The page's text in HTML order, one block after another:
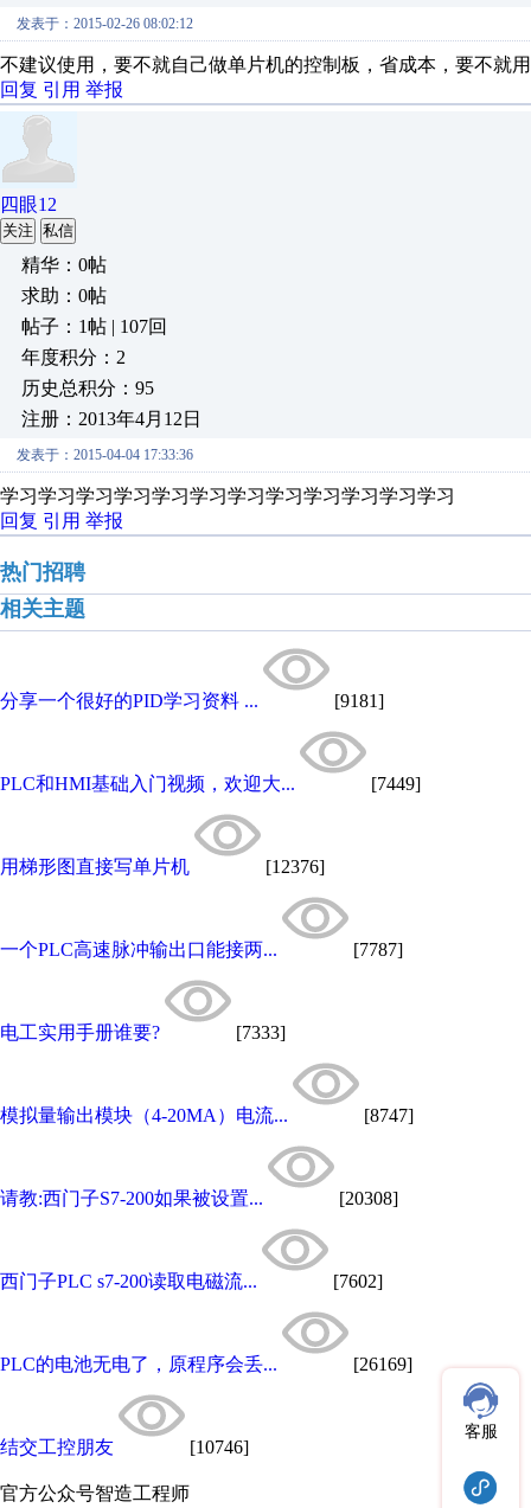
发表于：2015-02-26 08:02:12
不建议使用，要不就自己做单片机的控制板，省成本，要不就
回复 引用 举报
四眼12
关注 私信
精华：0帖
求助：0帖
帖子：1帖 | 107回
年度积分：2
历史总积分：95
注册：2013年4月12日
发表于：2015-04-04 17:33:36
学习学习学习学习学习学习学习学习学习学习学习学习
回复 引用 举报
热门招聘
相关主题
分享一个很好的PID学习资料 ... [9181]
PLC和HMI基础入门视频，欢迎大... [7449]
用梯形图直接写单片机 [12376]
一个PLC高速脉冲输出口能接两... [7787]
电工实用手册谁要? [7333]
模拟量输出模块（4-20MA）电流... [8747]
请教:西门子S7-200如果被设置... [20308]
西门子PLC s7-200读取电磁流... [7602]
PLC的电池无电了，原程序会丢... [26169]
结交工控朋友 [10746]
官方公众号智造工程师
客服